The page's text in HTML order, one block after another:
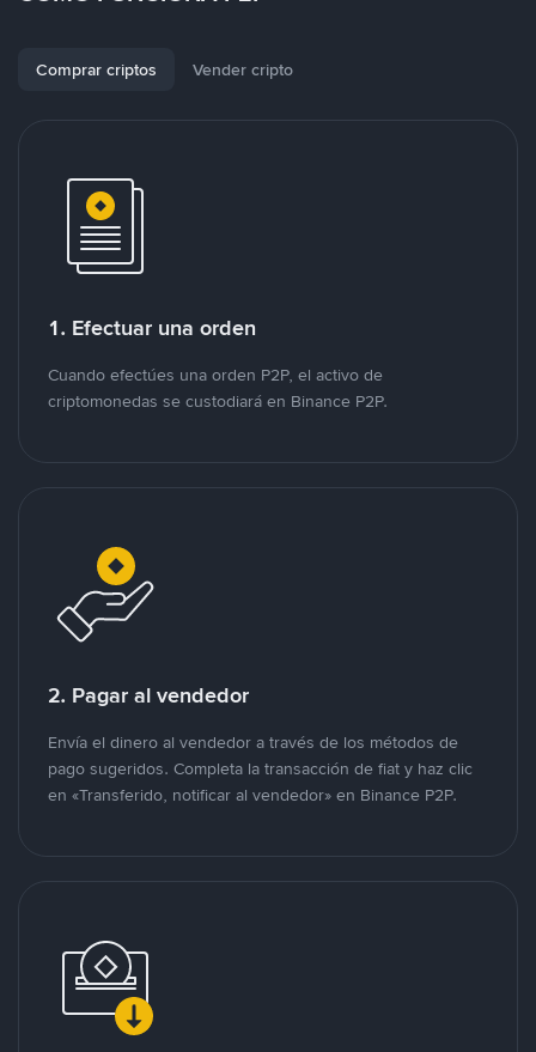
Comprar criptos Vender cripto
1. Efectuar una orden
Cuando efectúes una orden P2P, el activo de
criptomonedas se custodiará en Binance P2P.
2. Pagar al vendedor
Envía el dinero al vendedor a través de los métodos de
pago sugeridos. Completa la transacción de fiat y haz clic
en «Transferido, notificar al vendedor» en Binance P2P.